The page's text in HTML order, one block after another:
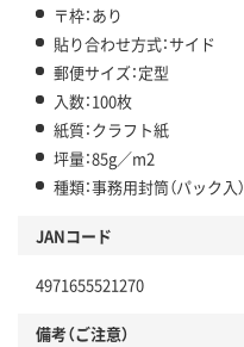
〒枠：あり
貼り合わせ方式：サイド
郵便サイズ：定型
入数：100枚
紙質：クラフト紙
坪量：85g／m2
種類：事務用封筒（パック入）
JANコード
4971655521270
備考（ご注意）